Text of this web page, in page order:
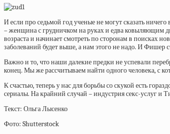
И если про седьмой год ученые не могут сказать
– женщина с грудничком на руках и едва ковыляющим
возраста и начинает смотреть по сторонам в поисках
заболеваний будет выше, а нам этого не надо. И Фишер
Важно и то, что наши далекие предки не успевали
конец. Мы же рассчитываем найти одного человека, с
К счастью, теперь у нас для борьбы со скукой есть
сериалы. На крайний случай – индустрия секс-услуг и
Текст: Ольга Лысенко
Фото: Shutterstock